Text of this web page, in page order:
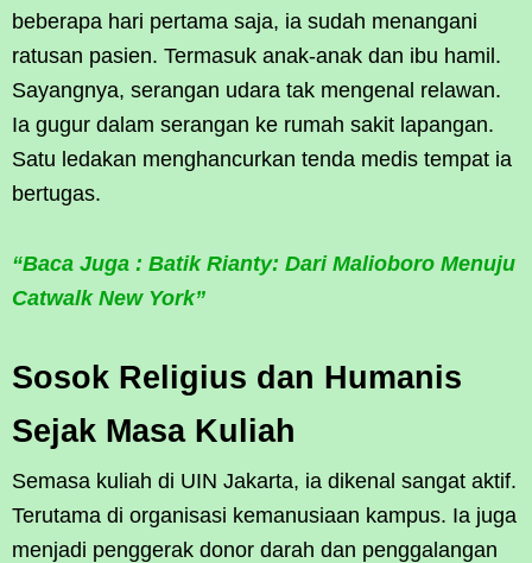
beberapa hari pertama saja, ia sudah menangani
ratusan pasien. Termasuk anak-anak dan ibu hamil.
Sayangnya, serangan udara tak mengenal relawan.
Ia gugur dalam serangan ke rumah sakit lapangan.
Satu ledakan menghancurkan tenda medis tempat ia
bertugas.
“Baca Juga : Batik Rianty: Dari Malioboro Menuju
Catwalk New York”
Sosok Religius dan Humanis
Sejak Masa Kuliah
Semasa kuliah di UIN Jakarta, ia dikenal sangat aktif.
Terutama di organisasi kemanusiaan kampus. Ia juga
menjadi penggerak donor darah dan penggalangan